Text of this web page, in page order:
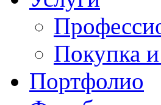
Покупка
Портфолио